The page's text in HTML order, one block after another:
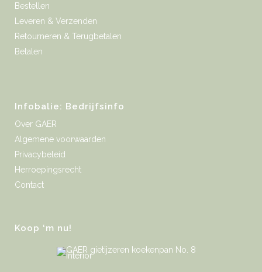
Bestellen
Leveren & Verzenden
Retourneren & Terugbetalen
Betalen
Infobalie: Bedrijfsinfo
Over GAER
Algemene voorwaarden
Privacybeleid
Herroepingsrecht
Contact
Koop ‘m nu!